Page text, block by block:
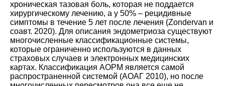
хроническая тазовая боль, которая не поддается
хирургическому лечению, а у 50% – рецидивные
симптомы в течение 5 лет после лечения (Zondervan и
соавт. 2020). Для описания эндометриоза существуют
многочисленные классификационные системы,
которые ограниченно используются в данных
страховых случаев и электронных медицинских
картах. Классификация АОРМ является самой
распространенной системой (АОАГ 2010), но после